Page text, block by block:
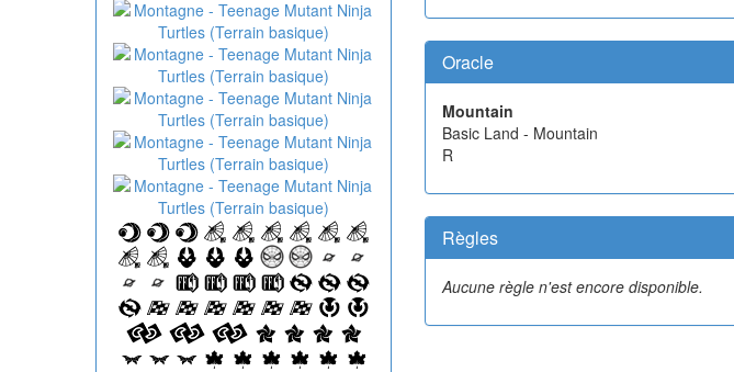
Oracle
Mountain
Basic Land - Mountain
R
Règles
Aucune règle n'est encore disponible.